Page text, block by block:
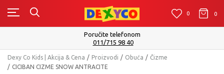
0 0 0
Poručite telefonom
011/715 98 40
Dexy Co Kids | Akcija & Cena Proizvodi Obuća
Čizme
CICIBAN CIZME SNOW ANTRACITE